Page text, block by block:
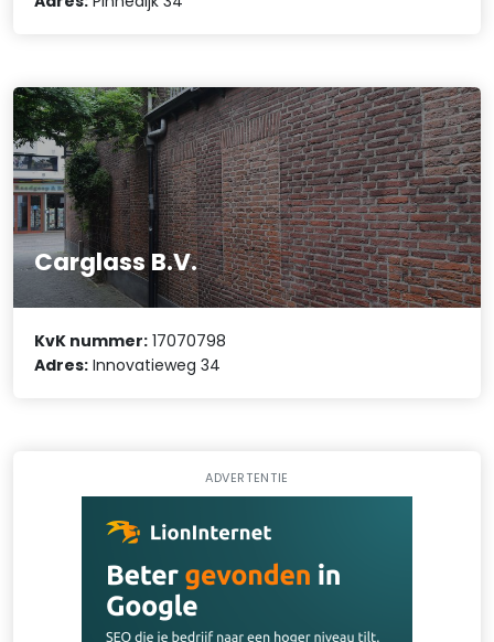
Carglass B.V.
KvK nummer: 17070798
Adres: Innovatieweg 34
ADVERTENTIE